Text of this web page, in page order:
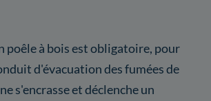
poêle à bois est obligatoire, pour
d'évacuation des fumées de
s'encrasse et déclenche un